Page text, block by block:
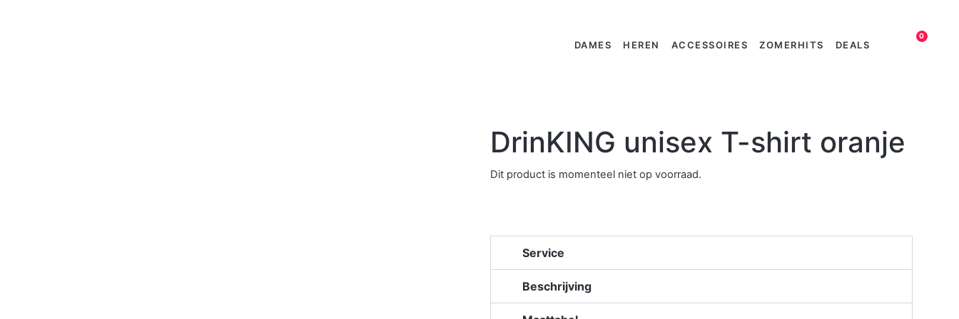
DAMES HEREN ACCESSOIRES ZOMERHITS DEALS
0
DrinKING unisex T-shirt oranje
Dit product is momenteel niet op voorraad.
Service
Beschrijving